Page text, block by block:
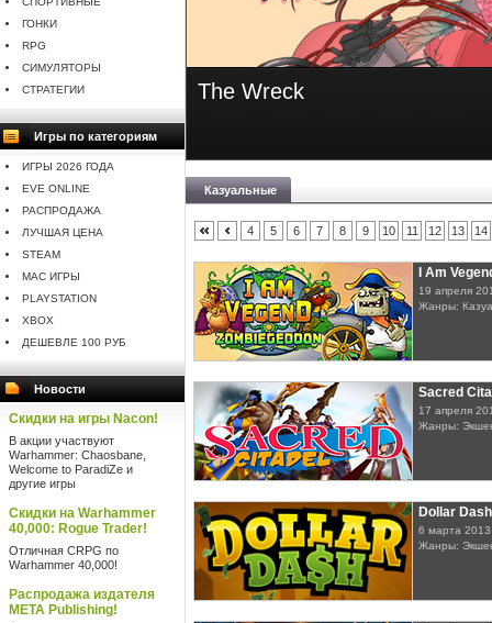
ГОНКИ
RPG
СИМУЛЯТОРЫ
СТРАТЕГИИ
Игры по категориям
ИГРЫ 2026 ГОДА
EVE ONLINE
РАСПРОДАЖА
ЛУЧШАЯ ЦЕНА
STEAM
MAC ИГРЫ
PLAYSTATION
XBOX
ДЕШЕВЛЕ 100 РУБ
Новости
Скидки на игры Nacon!
В акции участвуют
Warhammer: Chaosbane,
Welcome to ParadiZe и
другие игры
Скидки на Warhammer
40,000: Rogue Trader!
Отличная CRPG по
Warhammer 40,000!
Распродажа издателя
META Publishing!
The Wreck
Казуальные
4 5 6 7 8 9 10 11 12 13 14
I Am
19 апреля
Жанры:
Sacred
17 апреля
Жанры:
Dollar Dash
6 марта 2013
Жанры: